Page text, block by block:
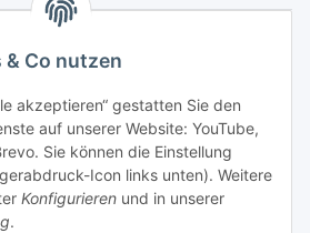
Co nutzen
akzeptieren“ gestatten Sie den
auf unserer Website: YouTube,
Sie können die Einstellung
Icon links unten). Weitere
Konfigurieren und in unserer
.